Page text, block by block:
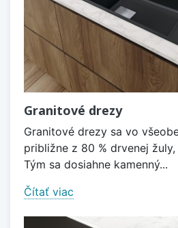
Granitové drezy
Granitové drezy sa vo
približne z 80 % drvenej
Tým sa dosiahne kamenný...
Čítať viac